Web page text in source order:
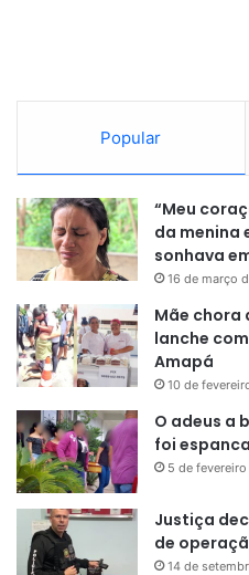
Sumaúma da Várzea
Alamanda Amarela
Ameixeira
Jatobá
Ypê Rosa
Goiabeira
Flamboyant
Pinhão-de-Madagascar
Buriti
Palmeira Imperial
Popular
“Meu
da menina
sonhava
16 de março
Mãe chora
lanche
Amapá
10 de
O adeus a
foi
5 de
Justiça
de
14 de